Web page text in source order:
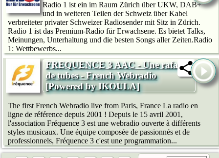
Radio 1 ist ein im Raum Zürich über UKW, DAB+
und in weiteren Teilen der Schweiz über Kabel
verbreiteter privater Schweizer Radiosender mit Sitz in Zürich.
Radio 1 ist das Premium-Radio für Erwachsene. Es bietet Talks,
Meinungen, Unterhaltung und die besten Songs aller Zeiten.Radio
1: Wettbewerbs...
FREQUENCE 3 AAC - Une rafale
de tubes - French Webradio
[Powered by IKOULA]
The first French Webradio live from Paris, France La radio en
ligne de référence depuis 2001 ! Depuis le 15 avril 2001,
l'association Fréquence 3 est une webradio ouverte à différents
styles musicaux. Une équipe composée de passionnés et de
professionnels, Fréquence 3 c'est une programmation...